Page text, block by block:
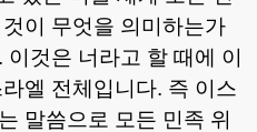
이 무엇을 의미하는가
. 이것은 너라고 할 때에 이
엘 전체입니다. 즉 이스
말씀으로 모든 민족 위